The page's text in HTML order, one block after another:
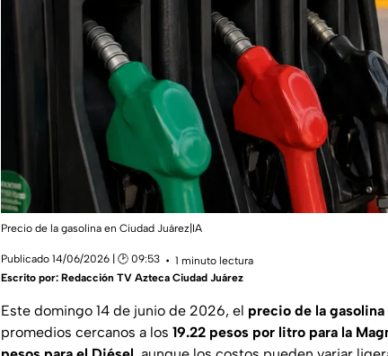
Precio de la gasolina en Ciudad Juárez|IA
Publicado 14/06/2026 | 🕑 09:53
1 minuto lectura
Escrito por: Redacción TV Azteca Ciudad Juárez
Este domingo 14 de junio de 2026, el precio de la
promedios cercanos a los 19.22 pesos por litro para la